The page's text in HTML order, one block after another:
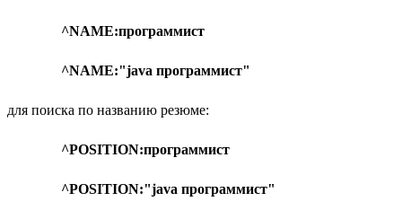
^NAME:программист
^NAME:"java программист"
для поиска по названию резюме:
^POSITION:программист
^POSITION:"java программист"